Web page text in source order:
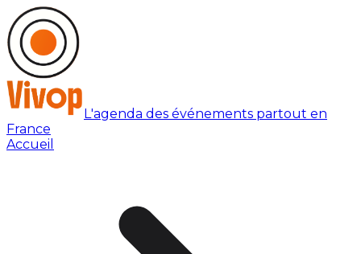
L'agenda des événements partout en
France
Accueil